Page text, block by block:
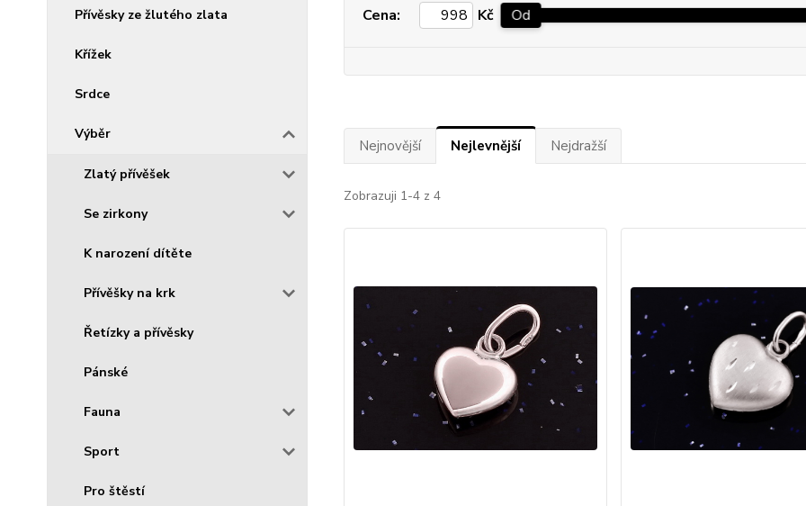
Přívěsky ze žlutého zlata
Křížek
Srdce
Výběr
Zlatý přívěšek
Se zirkony
K narození dítěte
Přívěšky na krk
Řetízky a přívěsky
Pánské
Fauna
Sport
Pro štěstí
Cena: Kč Od
Nejnovější Nejlevnější Nejdražší
Zobrazuji 1-4 z 4